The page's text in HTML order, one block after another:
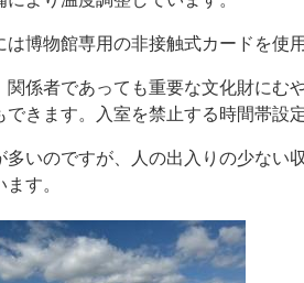
博物館専用の非接触式カードを使用
係者であっても重要な文化財にむ
きます。入室を禁止する時間帯設
いのですが、人の出入りの少ない
す。